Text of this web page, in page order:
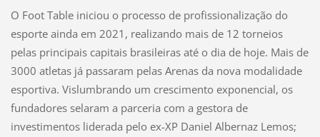
O Foot Table iniciou o processo de profissionalização do
esporte ainda em 2021, realizando mais de 12 torneios
pelas principais capitais brasileiras até o dia de hoje. Mais de
3000 atletas já passaram pelas Arenas da nova modalidade
esportiva. Vislumbrando um crescimento exponencial, os
fundadores selaram a parceria com a gestora de
investimentos liderada pelo ex-XP Daniel Albernaz Lemos;